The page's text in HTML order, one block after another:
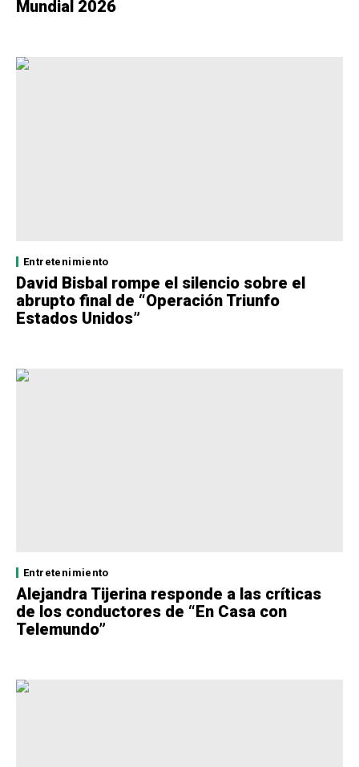
Mundial 2026
Entretenimiento
David Bisbal rompe el silencio sobre el
abrupto final de “Operación Triunfo
Estados Unidos”
Entretenimiento
Alejandra Tijerina responde a las críticas
de los conductores de “En Casa con
Telemundo”